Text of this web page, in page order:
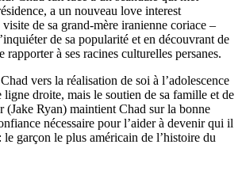
a un nouveau love interest
de sa grand-mère iranienne coriace –
de sa popularité et en découvrant de
rapporter à ses racines culturelles persanes.
vers la réalisation de soi à l’adolescence
ligne droite, mais le soutien de sa famille et de
(Jake Ryan) maintient Chad sur la bonne
nécessaire pour l’aider à devenir qui il
garçon le plus américain de l’histoire du